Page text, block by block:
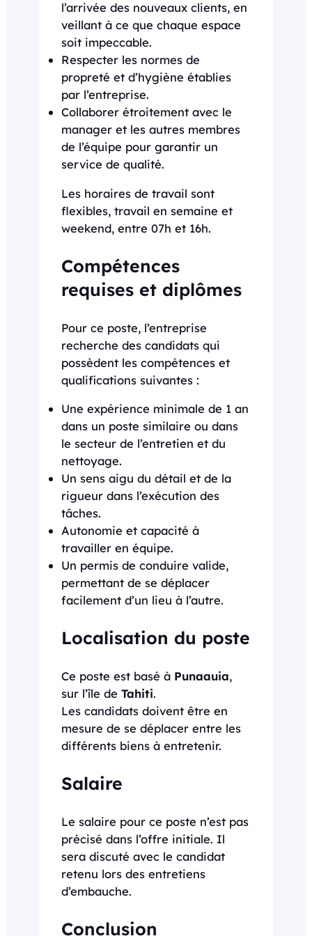
l’arrivée des nouveaux clients, en
veillant à ce que chaque espace
soit impeccable.
Respecter les normes de
propreté et d’hygiène établies
par l’entreprise.
Collaborer étroitement avec le
manager et les autres membres
de l’équipe pour garantir un
service de qualité.
Les horaires de travail sont
flexibles, travail en semaine et
weekend, entre 07h et 16h.
Compétences
requises et diplômes
Pour ce poste, l’entreprise
recherche des candidats qui
possèdent les compétences et
qualifications suivantes :
Une expérience minimale de 1 an
dans un poste similaire ou dans
le secteur de l’entretien et du
nettoyage.
Un sens aigu du détail et de la
rigueur dans l’exécution des
tâches.
Autonomie et capacité à
travailler en équipe.
Un permis de conduire valide,
permettant de se déplacer
facilement d’un lieu à l’autre.
Localisation du poste
Ce poste est basé à Punaauia,
sur l’île de Tahiti.
Les candidats doivent être en
mesure de se déplacer entre les
différents biens à entretenir.
Salaire
Le salaire pour ce poste n’est pas
précisé dans l’offre initiale. Il
sera discuté avec le candidat
retenu lors des entretiens
d’embauche.
Conclusion